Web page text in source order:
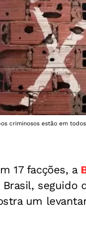
criminosos estão em
17 facções, a
Brasil, seguido
um